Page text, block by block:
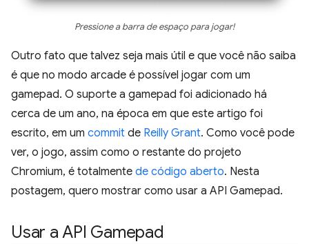
Pressione a barra de espaço para jogar!
Outro fato que talvez seja mais útil e que você não saiba
é que no modo arcade é possível jogar com um
gamepad. O suporte a gamepad foi adicionado há
cerca de um ano, na época em que este artigo foi
escrito, em um commit de Reilly Grant. Como você pode
ver, o jogo, assim como o restante do projeto
Chromium, é totalmente de código aberto. Nesta
postagem, quero mostrar como usar a API Gamepad.
Usar a API Gamepad